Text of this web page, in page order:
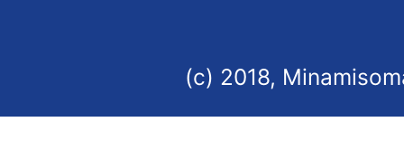
(c) 2018,